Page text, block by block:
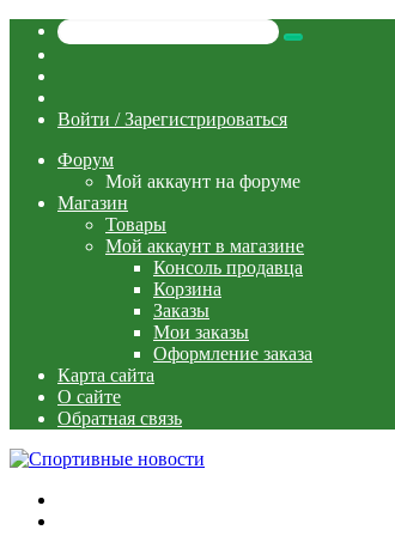
Искать
статья
Войти / Зарегистрироваться
Форум
Мой аккаунт на форуме
Магазин
Товары
Мой аккаунт в магазине
Консоль продавца
Корзина
Заказы
Мои заказы
Оформление заказа
Карта сайта
О сайте
Обратная связь